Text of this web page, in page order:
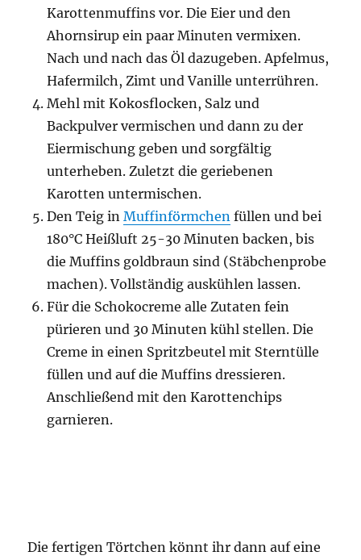
Karottenmuffins vor. Die Eier und den
Ahornsirup ein paar Minuten vermixen.
Nach und nach das Öl dazugeben. Apfelmus,
Hafermilch, Zimt und Vanille unterrühren.
Mehl mit Kokosflocken, Salz und
Backpulver vermischen und dann zu der
Eiermischung geben und sorgfältig
unterheben. Zuletzt die geriebenen
Karotten untermischen.
Den Teig inMuffinförmchen füllen und bei
180°C Heißluft 25-30 Minuten backen, bis
die Muffins goldbraun sind (Stäbchenprobe
machen). Vollständig auskühlen lassen.
Für die Schokocreme alle Zutaten fein
pürieren und 30 Minuten kühl stellen. Die
Creme in einen Spritzbeutel mit Sterntülle
füllen und auf die Muffins dressieren.
Anschließend mit den Karottenchips
garnieren.
Die fertigen Törtchen könnt ihr dann auf eine